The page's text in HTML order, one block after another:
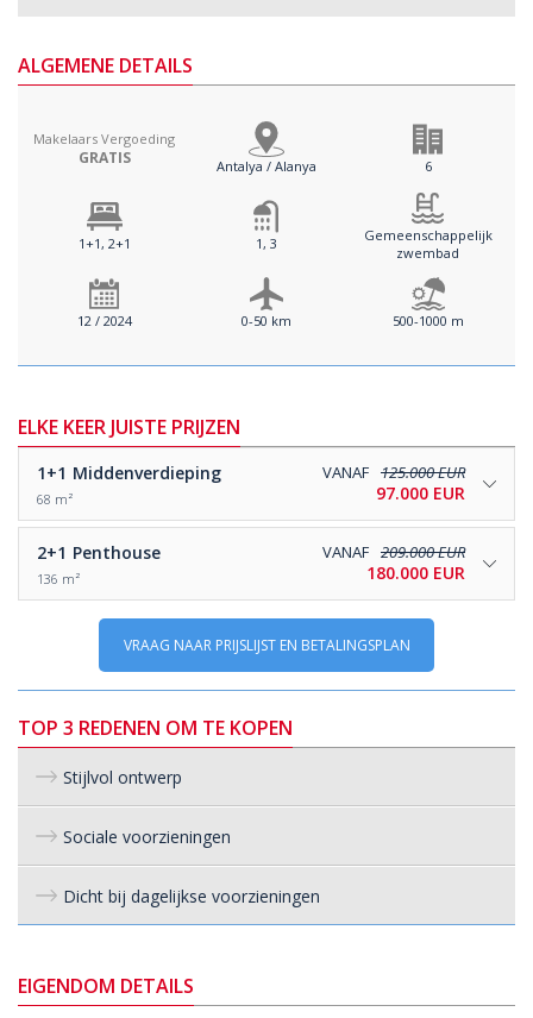
ALGEMENE DETAILS
Makelaars Vergoeding
GRATIS Antalya / Alanya 6
1+1, 2+1 1, 3
Gemeenschappelijk
zwembad
12 / 2024 0-50 km 500-1000 m
ELKE KEER JUISTE PRIJZEN
1+1 Middenverdieping
68 m²
VANAF 125.000 EUR
97.000 EUR
2+1 Penthouse
136 m²
VANAF 209.000 EUR
180.000 EUR
VRAAG NAAR PRIJSLIJST EN BETALINGSPLAN
TOP 3 REDENEN OM TE KOPEN
Stijlvol ontwerp
Sociale voorzieningen
Dicht bij dagelijkse voorzieningen
EIGENDOM DETAILS